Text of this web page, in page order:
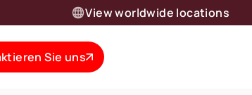
View worldwide locations
Sie uns